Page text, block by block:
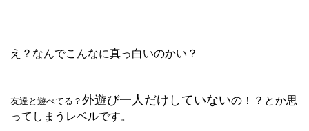
え？なんでこんなに真っ白いのかい？
友達と遊べてる？ 外遊び一人だけしていないの！？とか思
ってしまうレベルです。